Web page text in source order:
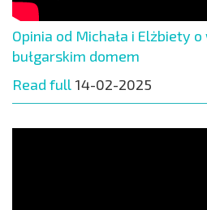
Opinia od Michała i Elżbiety
bułgarskim domem
Read full 14-02-2025